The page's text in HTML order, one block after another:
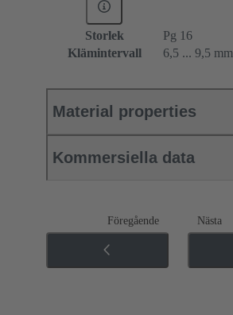
Storlek
Pg 16
Klämintervall
6,5 ... 9,5 mm
Material properties
Kommersiella data
Föregående Nästa